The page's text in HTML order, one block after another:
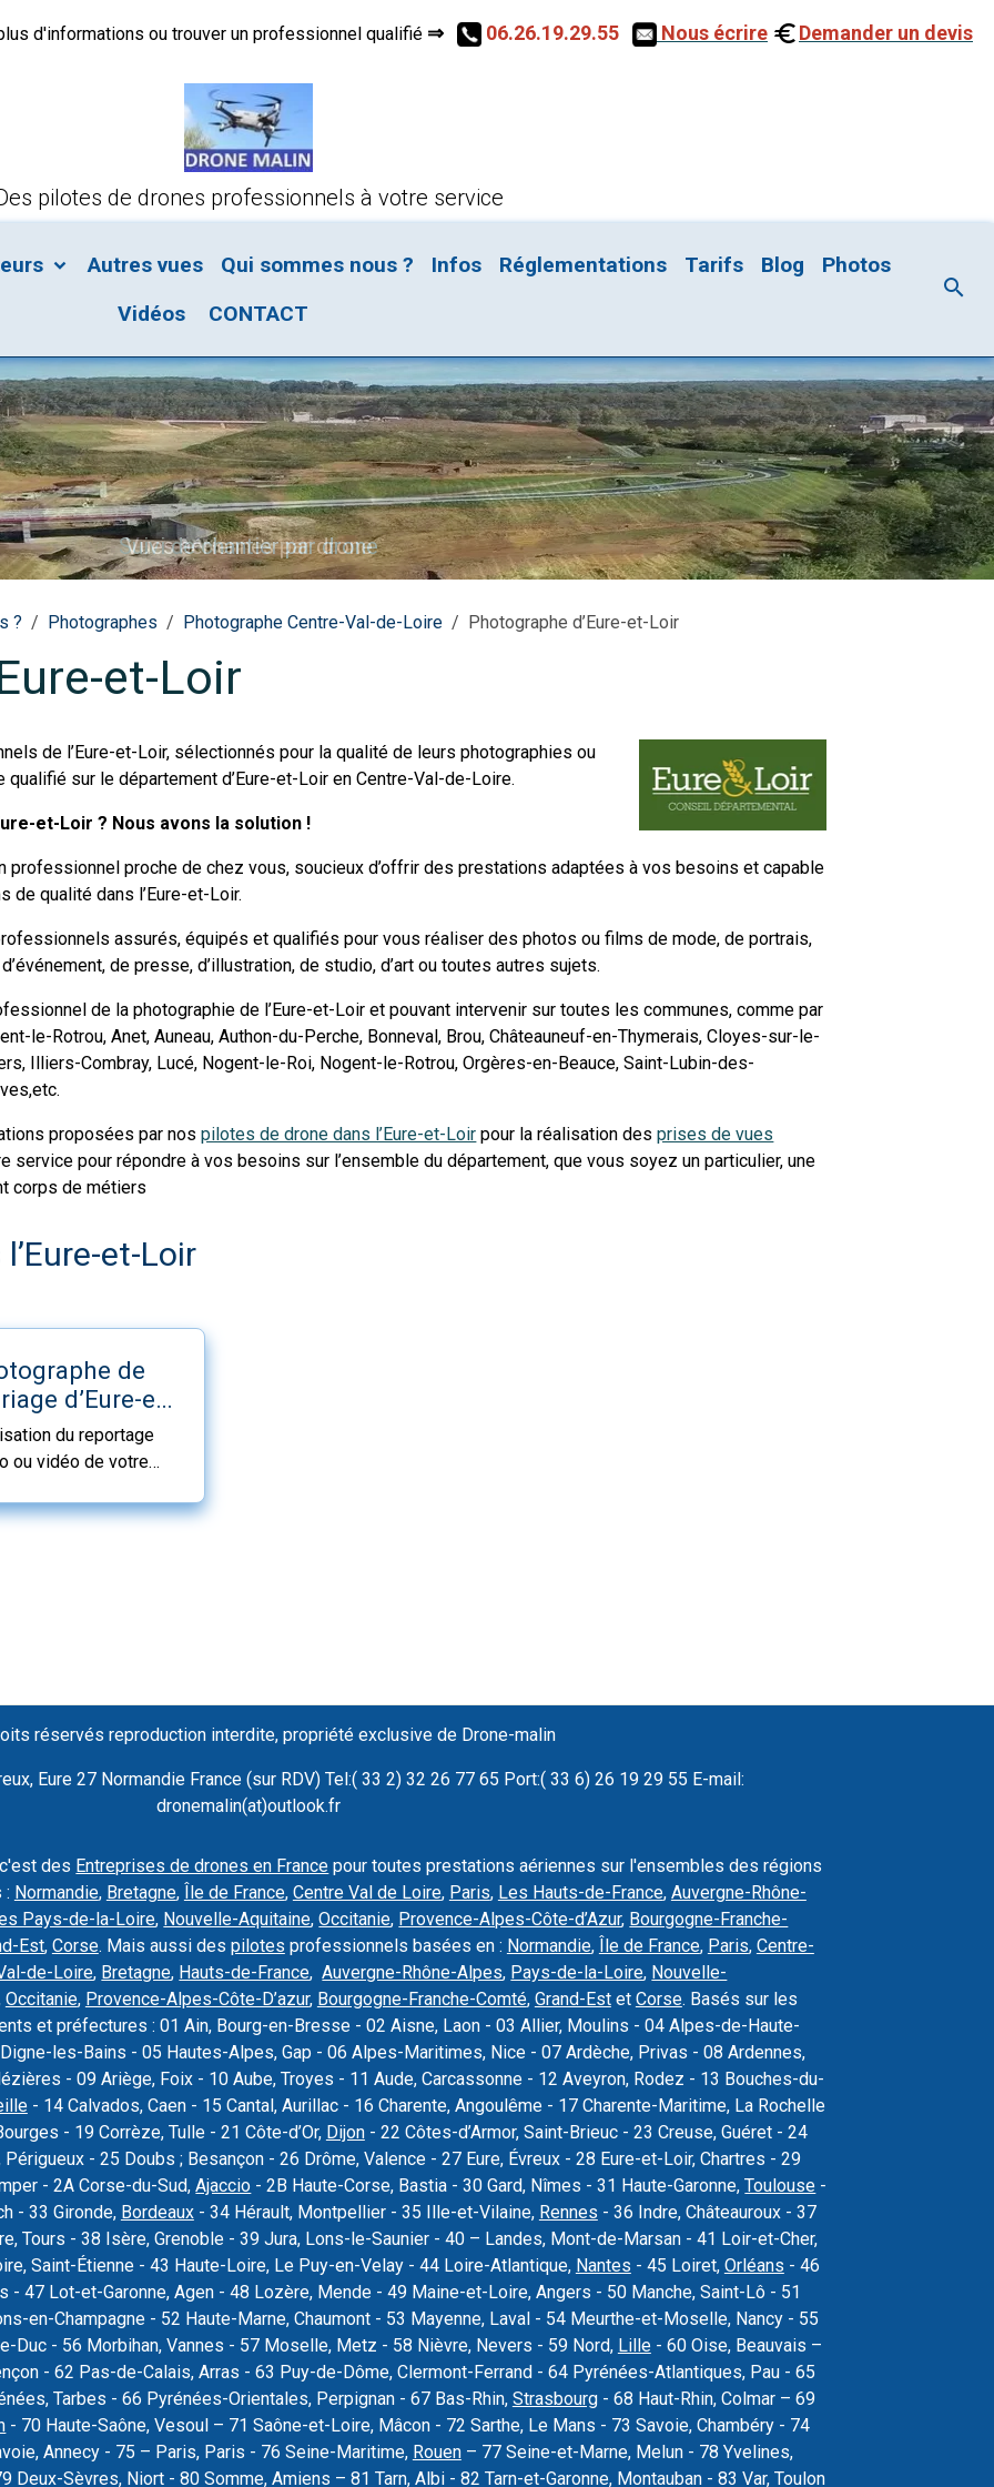
d'informations ou trouver un professionnel qualifié ⇒ 06.26.19.29.55 Nous écrire Demander un devis
pilotes de drones professionnels à votre service
Autres vues Qui sommes nous ? Infos Réglementations Tarifs Blog
Photos
Vidéos
CONTACT
Suivi de chantier par drone
? Photographes Photographe Centre-Val-de-Loire Photographe d’Eure-et-Loir
et-Loir
de l’Eure-et-Loir, sélectionnés pour la qualité de leurs photographies ou
sur le département d’Eure-et-Loir en Centre-Val-de-Loire.
et-Loir ? Nous avons la solution !
professionnel proche de chez vous, soucieux d’offrir des prestations adaptées à vos besoins et capable
qualité dans l’Eure-et-Loir.
assurés, équipés et qualifiés pour vous réaliser des photos ou films de mode, de portrais,
de presse, d’illustration, de studio, d’art ou toutes autres sujets.
de la photographie de l’Eure-et-Loir et pouvant intervenir sur toutes les communes, comme par
le-Rotrou, Anet, Auneau, Authon-du-Perche, Bonneval, Brou, Châteauneuf-en-Thymerais, Cloyes-sur-le-
Illiers-Combray, Lucé, Nogent-le-Roi, Nogent-le-Rotrou, Orgères-en-Beauce, Saint-Lubin-des-
proposées par nospilotes de drone dans l’Eure-et-Loir pour la réalisation desprises de vues
service pour répondre à vos besoins sur l’ensemble du département, que vous soyez un particulier, une
corps de métiers
et-Loir
de
d’Eure-et-
du reportage
ou vidéo de votre
important de choisir
réservés reproduction interdite, propriété exclusive de Drone-malin
Eure 27 Normandie France (sur RDV) Tel:( 33 2) 32 26 77 65 Port:( 33 6) 26 19 29 55 E-mail:
dronemalin(at)outlook.fr
des Entreprises de drones en France pour toutes prestations aériennes sur l'ensembles des régions
: Normandie, Bretagne, Île de France, Centre Val de Loire, Paris, Les Hauts-de-France, Auvergne-Rhône-
Pays-de-la-Loire, Nouvelle-Aquitaine,Occitanie, Provence-Alpes-Côte-d’Azur, Bourgogne-Franche-
Est, Corse. Mais aussi des pilotes professionnels basées en : Normandie, Île de France, Paris, Centre-
de-Loire, Bretagne, Hauts-de-France,Auvergne-Rhône-Alpes, Pays-de-la-Loire, Nouvelle-
Occitanie, Provence-Alpes-Côte-D’azur, Bourgogne-Franche-Comté, Grand-Estet Corse. Basés sur les
et préfectures : 01 Ain, Bourg-en-Bresse - 02 Aisne, Laon - 03 Allier, Moulins - 04 Alpes-de-Haute-
les-Bains - 05 Hautes-Alpes, Gap - 06 Alpes-Maritimes, Nice - 07 Ardèche, Privas - 08 Ardennes,
- 09 Ariège, Foix - 10 Aube, Troyes - 11 Aude, Carcassonne - 12 Aveyron, Rodez - 13 Bouches-du-
- 14 Calvados, Caen - 15 Cantal, Aurillac - 16 Charente, Angoulême - 17 Charente-Maritime, La Rochelle
- 19 Corrèze, Tulle - 21 Côte-d’Or, Dijon- 22 Côtes-d’Armor, Saint-Brieuc - 23 Creuse, Guéret - 24
Périgueux - 25 Doubs ; Besançon - 26 Drôme, Valence - 27 Eure, Évreux - 28 Eure-et-Loir, Chartres - 29
- 2A Corse-du-Sud,Ajaccio - 2B Haute-Corse, Bastia - 30 Gard, Nîmes - 31 Haute-Garonne,Toulouse -
- 33 Gironde, Bordeaux- 34 Hérault, Montpellier - 35 Ille-et-Vilaine, Rennes - 36 Indre, Châteauroux - 37
Tours - 38 Isère, Grenoble - 39 Jura, Lons-le-Saunier - 40 – Landes, Mont-de-Marsan - 41 Loir-et-Cher,
Saint-Étienne - 43 Haute-Loire, Le Puy-en-Velay - 44 Loire-Atlantique, Nantes - 45 Loiret, Orléans - 46
- 47 Lot-et-Garonne, Agen - 48 Lozère, Mende - 49 Maine-et-Loire, Angers - 50 Manche, Saint-Lô - 51
en-Champagne - 52 Haute-Marne, Chaumont - 53 Mayenne, Laval - 54 Meurthe-et-Moselle, Nancy - 55
Duc - 56 Morbihan, Vannes - 57 Moselle, Metz - 58 Nièvre, Nevers - 59 Nord, Lille- 60 Oise, Beauvais –
- 62 Pas-de-Calais, Arras - 63 Puy-de-Dôme, Clermont-Ferrand - 64 Pyrénées-Atlantiques, Pau - 65
Tarbes - 66 Pyrénées-Orientales, Perpignan - 67 Bas-Rhin, Strasbourg- 68 Haut-Rhin, Colmar – 69
- 70 Haute-Saône, Vesoul – 71 Saône-et-Loire, Mâcon - 72 Sarthe, Le Mans - 73 Savoie, Chambéry - 74
Annecy - 75 – Paris, Paris - 76 Seine-Maritime, Rouen– 77 Seine-et-Marne, Melun - 78 Yvelines,
Deux-Sèvres, Niort - 80 Somme, Amiens – 81 Tarn, Albi - 82 Tarn-et-Garonne, Montauban - 83 Var, Toulon